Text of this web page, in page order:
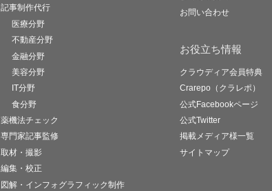
記事制作代行
医療分野
不動産分野
金融分野
美容分野
IT分野
食分野
薬機法チェック
専門家記事監修
取材・撮影
編集・校正
図解・インフォグラフィック制作
お問い合わせ
お役立ち情報
クラウディア会員特典
Crarepo（クラレポ）
公式Facebookページ
公式Twitter
掲載メディア様一覧
サイトマップ